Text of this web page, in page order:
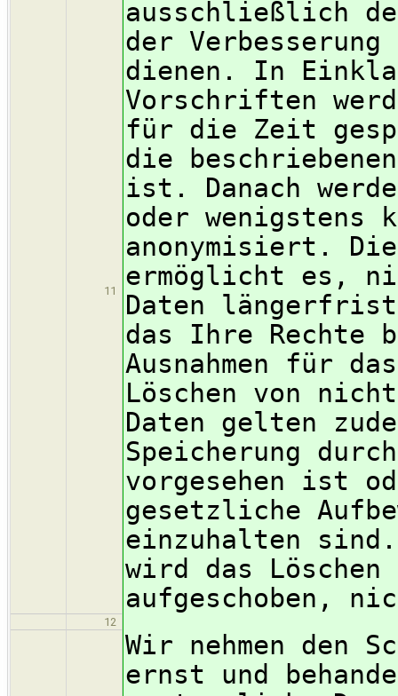
11
ausschließlich
der Verbesserung
dienen. In
Vorschriften
für die Zeit
die
ist. Danach
oder wenigstens
anonymisiert.
ermöglicht es,
Daten
das Ihre Rechte
Ausnahmen für
Löschen von
Daten gelten
Speicherung durch
vorgesehen ist
gesetzliche
einzuhalten
wird das
aufgeschoben,
12
Wir nehmen den
ernst und